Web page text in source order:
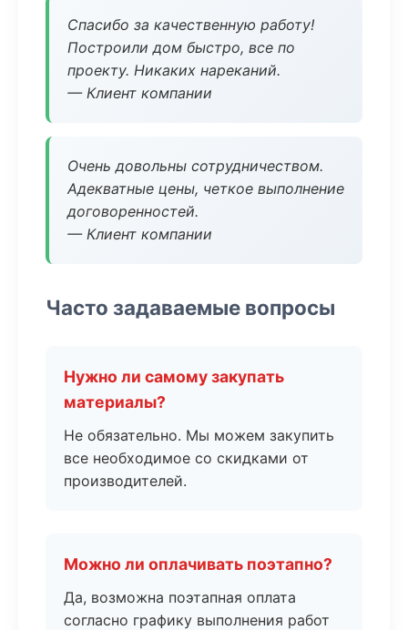
Спасибо за качественную работу!
Построили дом быстро, все по
проекту. Никаких нареканий.
— Клиент компании
Очень довольны сотрудничеством.
Адекватные цены, четкое выполнение
договоренностей.
— Клиент компании
Часто задаваемые вопросы
Нужно ли самому закупать
материалы?
Не обязательно. Мы можем закупить
все необходимое со скидками от
производителей.
Можно ли оплачивать поэтапно?
Да, возможна поэтапная оплата
согласно графику выполнения работ